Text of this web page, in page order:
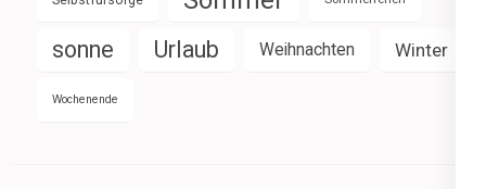
sonne Urlaub Weihnachten Winter
Wochenende